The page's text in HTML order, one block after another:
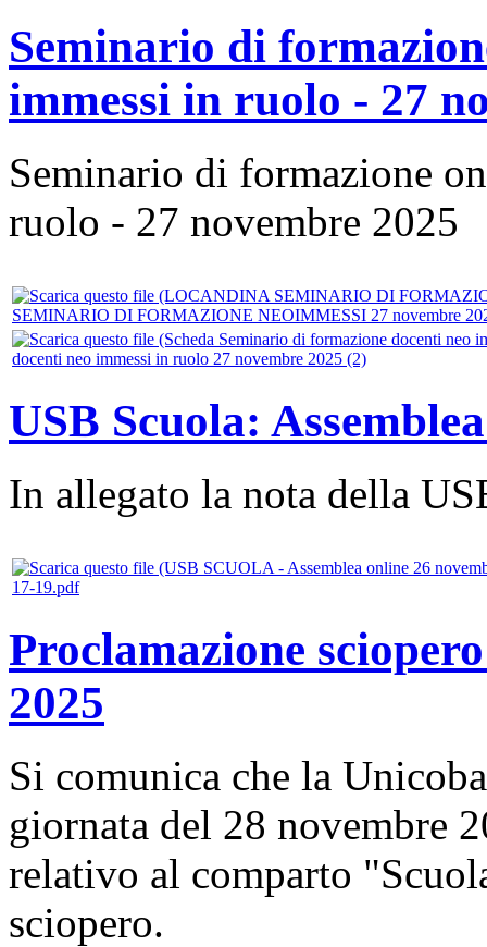
Seminario di
immessi in ruolo - 27
Seminario di formazione
ruolo - 27 novembre 2025
SEMINARIO DI FORMAZIONE NEOIMMESSI 27 novembre
docenti neo immessi in ruolo 27 novembre 2025 (2)
USB Scuola:
In allegato la nota della
17-19.pdf
Proclamazione
2025
Si comunica che la
giornata del 28 novembre
relativo al comparto
sciopero.